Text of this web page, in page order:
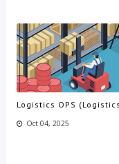
Logistics OPS
Oct 04, 2025